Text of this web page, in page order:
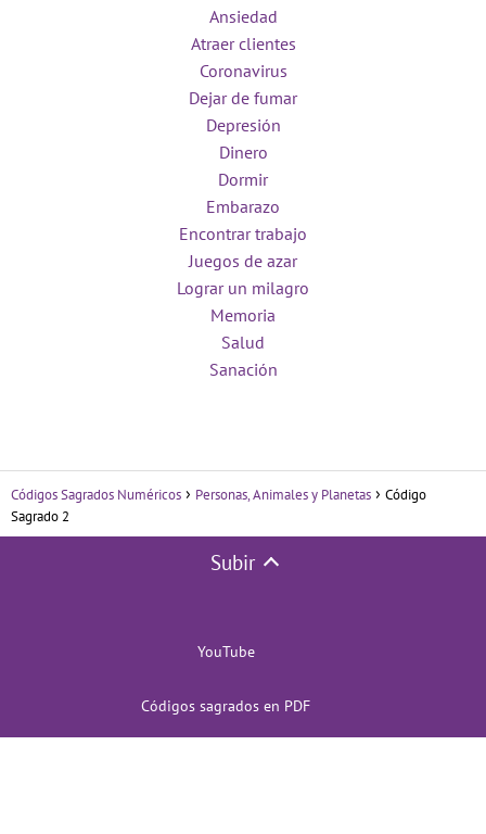
Ansiedad
Atraer clientes
Coronavirus
Dejar de fumar
Depresión
Dinero
Dormir
Embarazo
Encontrar trabajo
Juegos de azar
Lograr un milagro
Memoria
Salud
Sanación
Códigos Sagrados Numéricos Personas, Animales y Planetas
Código
Sagrado 2
Subir
YouTube
Códigos sagrados en PDF